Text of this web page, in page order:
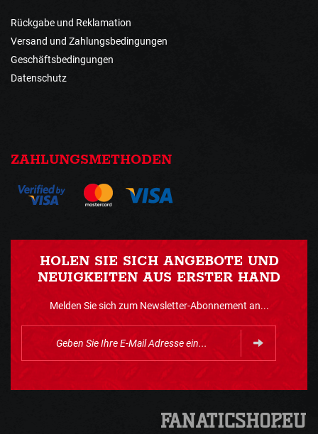
Rückgabe und Reklamation
Versand und Zahlungsbedingungen
Geschäftsbedingungen
Datenschutz
ZAHLUNGSMETHODEN
HOLEN SIE SICH ANGEBOTE UND
NEUIGKEITEN AUS ERSTER HAND
Melden Sie sich zum Newsletter-Abonnement an...